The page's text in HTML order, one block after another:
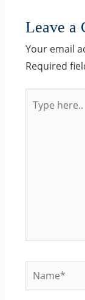
Leave a
Your email
Required
here..
Name*